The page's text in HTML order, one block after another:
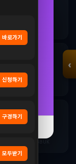
‹
CHUNGNAM
🏛️
바로가기
신청하기
구경하기
모두받기
가스 프로바
닫기